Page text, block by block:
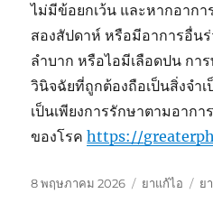
ไม่มีข้อยกเว้น และหากอาก
สองสัปดาห์ หรือมีอาการอื่นร่
ลำบาก หรือไอมีเลือดปน กา
วินิจฉัยที่ถูกต้องถือเป็นสิ่งจำเ
เป็นเพียงการรักษาตามอาก
ของโรคhttps://
เขียน
8 พฤษภาคม 2026
หมวด
ยาแก้ไอ
ป้
ย